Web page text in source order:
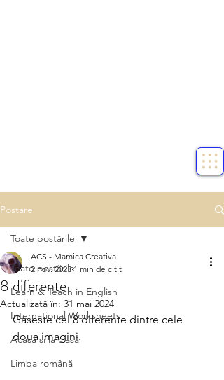
Postare
Toate postările
Learn & Teach in English
International Worksheets
Acasă și la clasă
Limba română
Toate postările
8 diferente
ACS - Mamica Creativa
2 nov. 2023 1 min de citit
Actualizată în: 31 mai 2024
Gaseste cel 8 diferente dintre cele
doua imagini.